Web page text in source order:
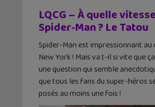
LQCG – À quelle
Spider-Man ? Le Tatou
Spider-Man est impressionnant au
New York ! Mais va t-il si vite que
une question qui semble
que tous les fans du super-héros
posés au moins une fois !